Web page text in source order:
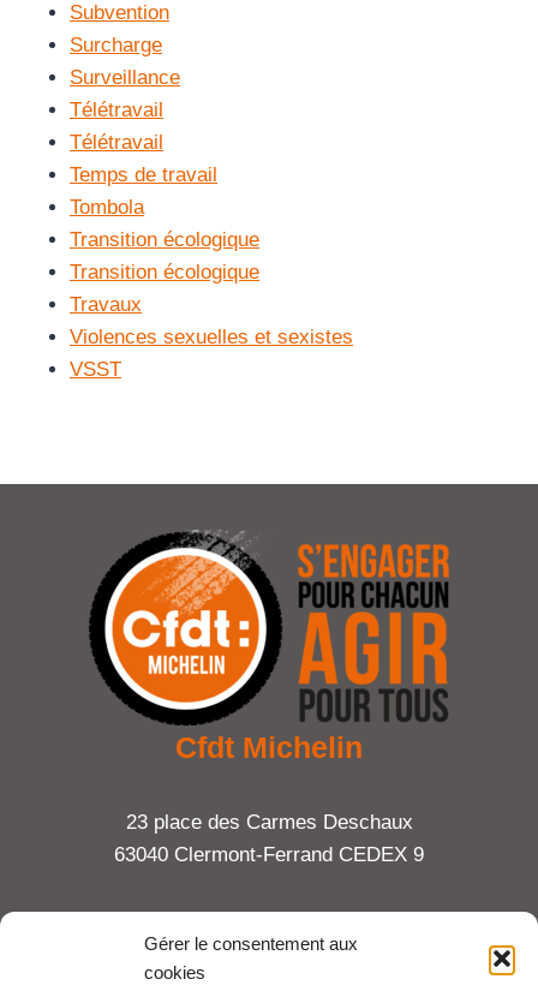
Gérer le consentement aux
cookies
Subvention
Surcharge
Surveillance
Télétravail
Télétravail
Temps de travail
Tombola
Transition écologique
Transition écologique
Travaux
Violences sexuelles et sexistes
VSST
Cfdt Michelin
23 place des Carmes Deschaux
63040 Clermont-Ferrand CEDEX 9
Tel : 06 65 27 23 81